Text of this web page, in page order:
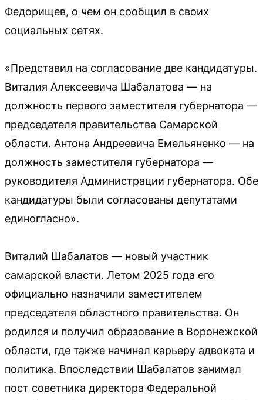
Федорищев, о чем он сообщил в своих
социальных сетях.
«Представил на согласование две кандидатуры.
Виталия Алексеевича Шабалатова — на
должность первого заместителя губернатора —
председателя правительства Самарской
области. Антона Андреевича Емельяненко — на
должность заместителя губернатора —
руководителя Администрации губернатора. Обе
кандидатуры были согласованы депутатами
единогласно».
Виталий Шабалатов — новый участник
самарской власти. Летом 2025 года его
официально назначили заместителем
председателя областного правительства. Он
родился и получил образование в Воронежской
области, где также начинал карьеру адвоката и
политика. Впоследствии Шабалатов занимал
пост советника директора Федеральной